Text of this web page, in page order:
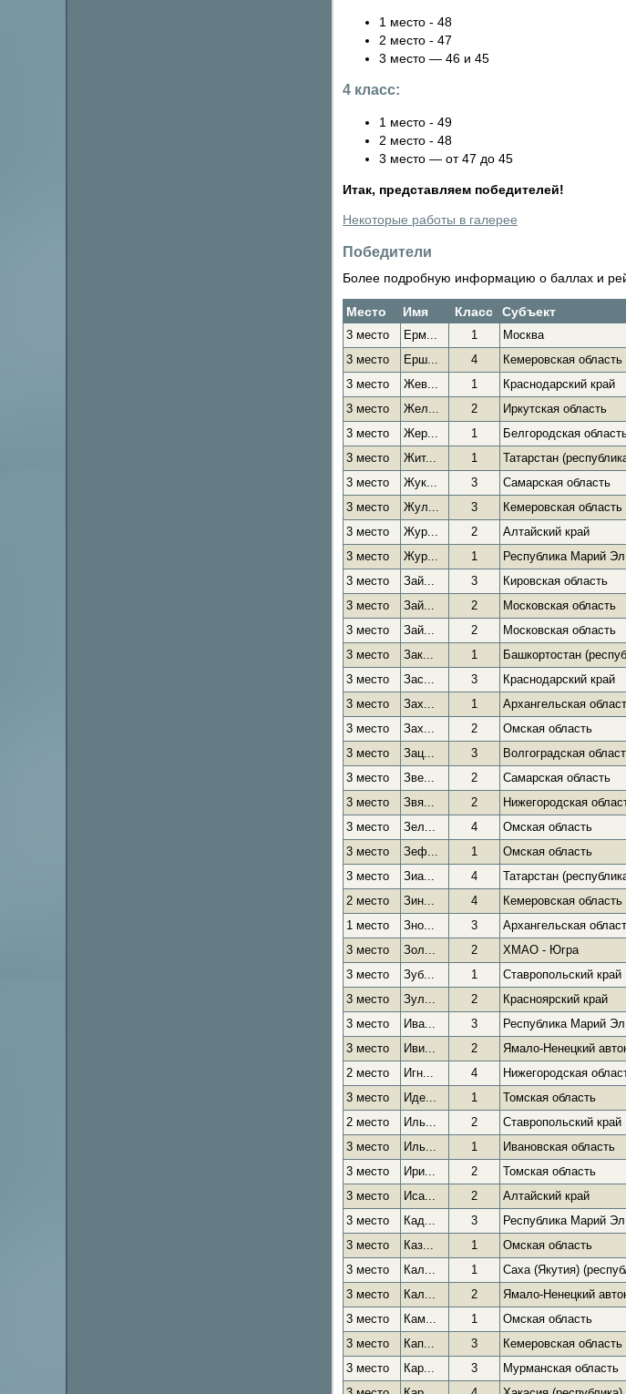
1 место - 48
2 место - 47
3 место — 46 и 45
4 класс:
1 место - 49
2 место - 48
3 место — от 47 до 45
Итак, представляем победителей!
Некоторые работы в галерее
Победители
Более подробную информацию о баллах и
Место Имя Класс Субъект
3 место Ерм... 1 Москва
3 место
Ерш... 4 Кемеровская область
3 место
Жев... 1 Краснодарский край
3 место
Жел... 2 Иркутская область
3 место
Жер... 1 Белгородская
3 место
Жит... 1 Татарстан
3 место
Жук... 3 Самарская область
3 место
Жул... 3 Кемеровская область
3 место
Жур... 2 Алтайский край
3 место
Жур... 1 Республика Марий Эл
3 место
Зай... 3 Кировская область
3 место
Зай... 2 Московская область
3 место
Зай... 2 Московская область
3 место
Зак... 1 Башкортостан
3 место
Зас... 3 Краснодарский край
3 место
Зах... 1 Архангельская
3 место
Зах... 2 Омская область
3 место
Зац... 3 Волгоградская
3 место
Зве... 2 Самарская область
3 место
Звя... 2 Нижегородская
3 место
Зел... 4 Омская область
3 место
Зеф... 1 Омская область
3 место
Зиа... 4 Татарстан
2 место
Зин... 4 Кемеровская область
1 место
Зно... 3 Архангельская
3 место
Зол... 2 ХМАО - Югра
3 место
Зуб... 1 Ставропольский край
3 место
Зул... 2 Красноярский край
3 место
Ива... 3 Республика Марий Эл
3 место
Иви... 2 Ямало-Ненецкий
2 место
Игн... 4 Нижегородская
3 место
Иде... 1 Томская область
2 место
Иль... 2 Ставропольский край
3 место
Иль... 1 Ивановская область
3 место
Ири... 2 Томская область
3 место
Иса... 2 Алтайский край
3 место
Кад... 3 Республика Марий Эл
3 место
Каз... 1 Омская область
3 место
Кал... 1 Саха (Якутия)
3 место
Кал... 2 Ямало-Ненецкий
3 место
Кам... 1 Омская область
3 место
Кап... 3 Кемеровская область
3 место
Кар... 3 Мурманская область